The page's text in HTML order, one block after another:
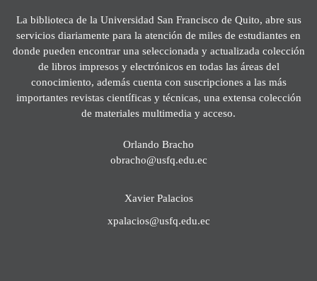
La biblioteca de la Universidad San Francisco de Quito, abre sus
servicios diariamente para la atención de miles de estudiantes en
donde pueden encontrar una seleccionada y actualizada colección
de libros impresos y electrónicos en todas las áreas del
conocimiento, además cuenta con suscripciones a las más
importantes revistas científicas y técnicas, una extensa colección
de materiales multimedia y acceso.
Orlando Bracho
obracho@usfq.edu.ec
Xavier Palacios
xpalacios@usfq.edu.ec